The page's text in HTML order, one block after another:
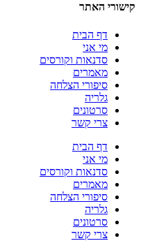
קישורי האתר
דף הבית
מי אני
סדנאות וקורסים
מאמרים
סיפורי הצלחה
גלריה
סרטונים
צרי קשר
דף הבית
מי אני
סדנאות וקורסים
מאמרים
סיפורי הצלחה
גלריה
סרטונים
צרי קשר